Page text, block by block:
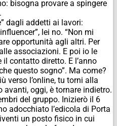
bisogna provare a spingere
dagli addetti ai lavori:
lei no. “Non mi
opportunità agli altri. Per
associazioni. E poi io le
il contatto diretto. E l’anno
questo sogno”. Ma come?
verso l’online, tu torni alla
avanti, oggi, è tornare indietro.
del gruppo. Inizierò il 6
adocchiato l’edicola di Porta
un posto fisico in cui